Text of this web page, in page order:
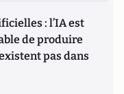
: l’IA est
de produire
pas dans